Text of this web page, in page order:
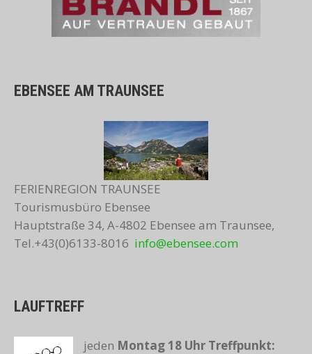
EBENSEE AM TRAUNSEE
FERIENREGION TRAUNSEE
Tourismusbüro Ebensee
Hauptstraße 34, A-4802 Ebensee am Traunsee,
Tel.+43(0)6133-8016 info@ebensee.com
LAUFTREFF
jeden Montag 18 Uhr Treffpunkt: